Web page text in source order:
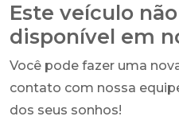
Este veículo
disponível em
Você pode fazer uma
contato com nossa
dos seus sonhos!